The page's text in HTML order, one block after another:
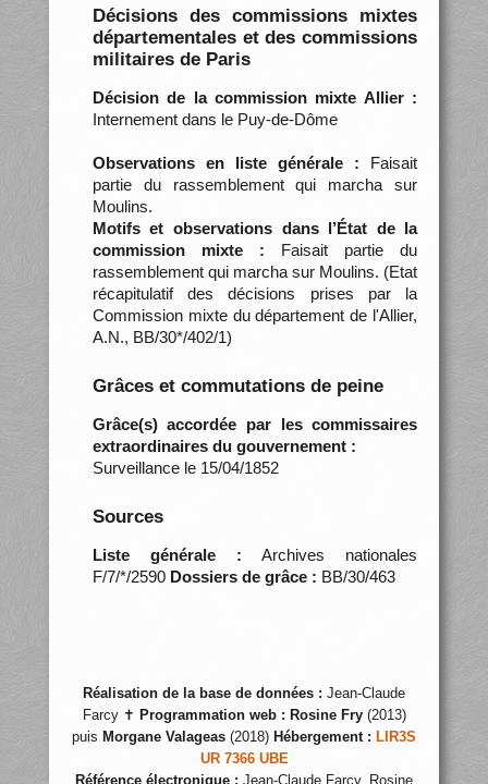
Décisions des commissions mixtes
départementales et des commissions
militaires de Paris
Décision de la commission mixte Allier :
Internement dans le Puy-de-Dôme
Observations en liste générale : Faisait
partie du rassemblement qui marcha sur
Moulins.
Motifs et observations dans l’État de la
commission mixte : Faisait partie du
rassemblement qui marcha sur Moulins. (Etat
récapitulatif des décisions prises par la
Commission mixte du département de l'Allier,
A.N., BB/30*/402/1)
Grâces et commutations de peine
Grâce(s) accordée par les commissaires
extraordinaires du gouvernement :
Surveillance le 15/04/1852
Sources
Liste générale : Archives nationales
F/7/*/2590 Dossiers de grâce : BB/30/463
Réalisation de la base de données : Jean-Claude
Farcy ✝ Programmation web : Rosine Fry(2013)
puis Morgane Valageas (2018) Hébergement : LIR3S
UR 7366 UBE
Référence électronique : Jean-Claude Farcy, Rosine